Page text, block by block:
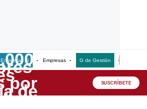
Empresas G Empresas G de Gestión
SUSCRÍBETE